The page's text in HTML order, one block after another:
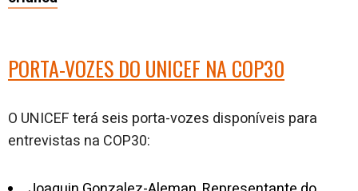
PORTA-VOZES DO UNICEF NA COP30
O UNICEF terá seis porta-vozes disponíveis para
entrevistas na COP30: